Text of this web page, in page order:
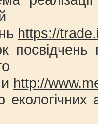
https://
посвідчень
http://
екологічних